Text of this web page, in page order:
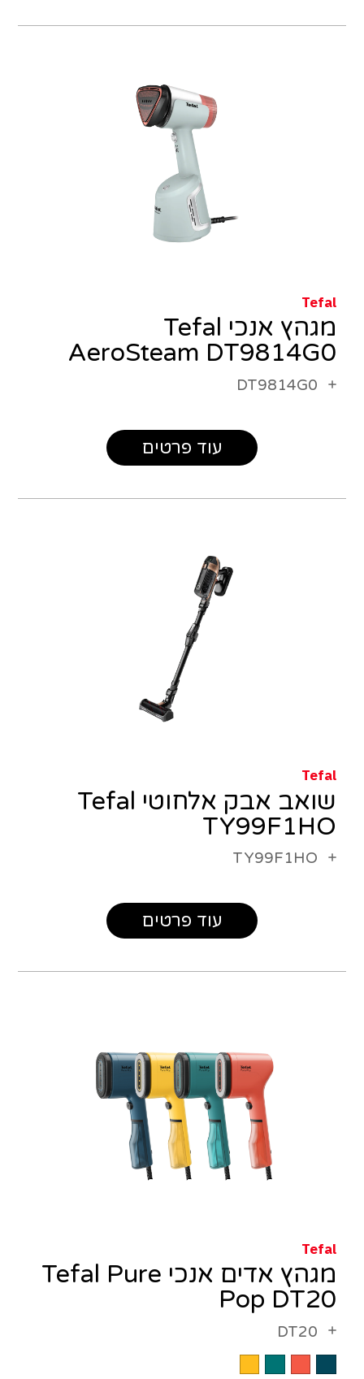
Tefal
מגהץ אנכי Tefal
AeroSteam DT9814G0
DT9814G0
עוד פרטים
Tefal
שואב אבק אלחוטי Tefal
TY99F1HO
TY99F1HO
עוד פרטים
Tefal
מגהץ אדים אנכי Tefal Pure
Pop DT20
DT20